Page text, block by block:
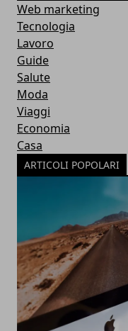
Web marketing
Tecnologia
Lavoro
Guide
Salute
Moda
Viaggi
Economia
Casa
ARTICOLI POPOLARI